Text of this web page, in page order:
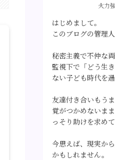
火力
はじめまして。
このブログの管理
秘密主義で不仲な
監視下で「どう生
ない子ども時代を過
友達付き合いもう
覚がつかめないま
っそり助けを求めて
今思えば、現実か
かもしれません。